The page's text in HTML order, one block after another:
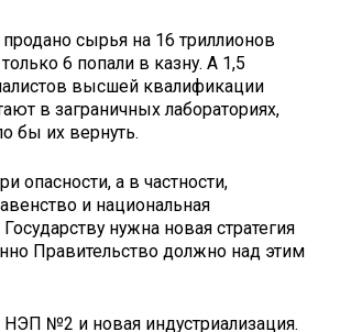
сырья на 16 триллионов
6 попали в казну. А 1,5
высшей квалификации
в заграничных лабораториях,
бы их вернуть.
опасности, а в частности,
и национальная
нужна новая стратегия
Правительство должно над этим
№2 и новая индустриализация.